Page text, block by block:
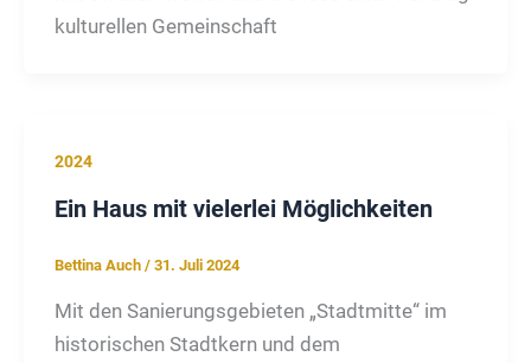
kulturellen Gemeinschaft
2024
Ein Haus mit vielerlei Möglichkeiten
Bettina Auch / 31. Juli 2024
Mit den Sanierungsgebieten „Stadtmitte“ im
historischen Stadtkern und dem